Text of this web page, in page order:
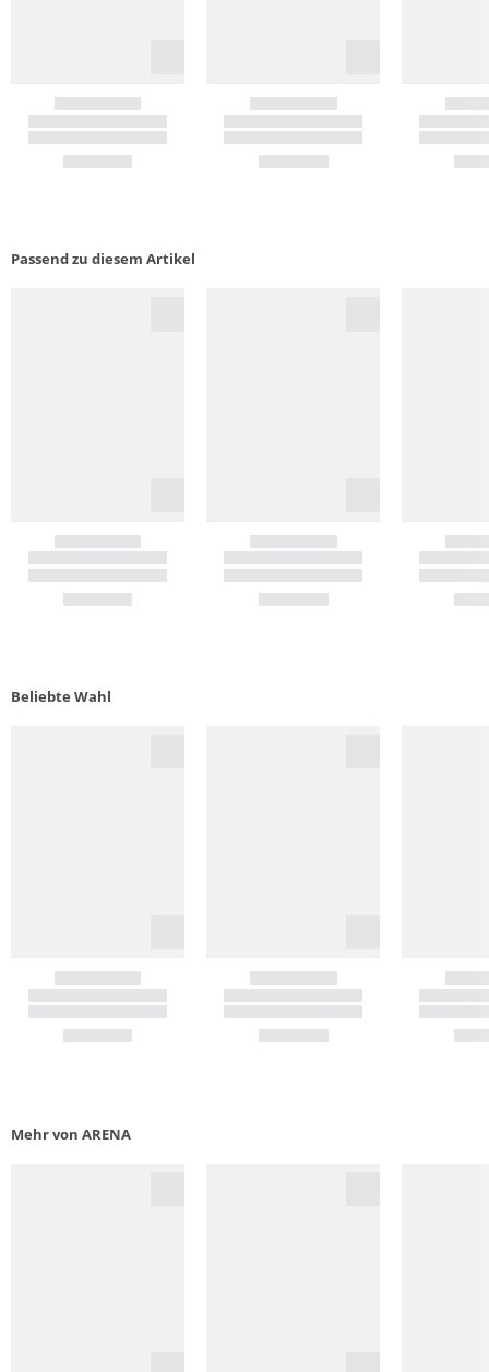
Passend zu diesem Artikel
Beliebte Wahl
Mehr von ARENA